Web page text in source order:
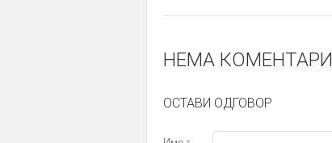
НЕМА КОМЕНТАРИ
ОСТАВИ ОДГОВОР